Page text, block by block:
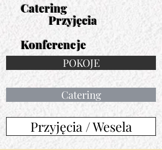
Catering
Przyjęcia
Konferencje
POKOJE
Catering
Przyjęcia / Wesela